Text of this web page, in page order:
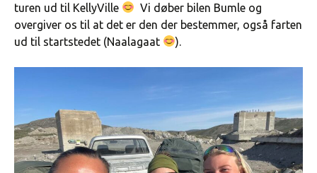
turen ud til KellyVille
Vi døber bilen Bumle og
overgiver os til at det er den der bestemmer, også farten
ud til startstedet (Naalagaat
).